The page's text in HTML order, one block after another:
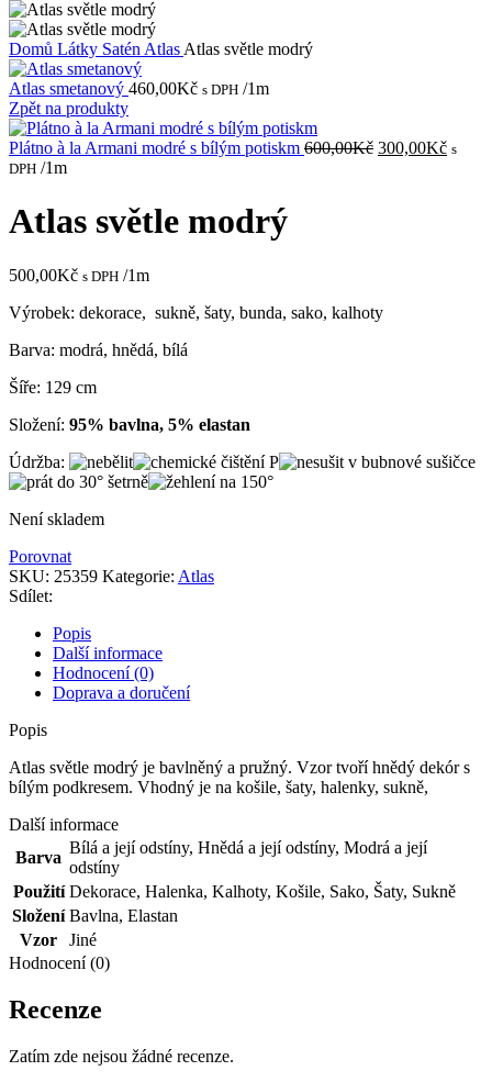
Domů Látky Satén Atlas Atlas světle modrý
Atlas smetanový 460,00Kč s DPH /1m
Zpět na produkty
Plátno à la Armani modré s bílým potiskm 600,00Kč Původní
300,00Kč s
DPH /1m
Atlas světle modrý
500,00Kč s DPH /1m
Výrobek: dekorace, sukně, šaty, bunda, sako, kalhoty
Barva: modrá, hnědá, bílá
Šíře: 129 cm
Složení: 95% bavlna, 5% elastan
Údržba:
Není skladem
Porovnat
SKU: 25359 Kategorie: Atlas
Sdílet:
Popis
Další informace
Hodnocení (0)
Doprava a doručení
Popis
Atlas světle modrý je bavlněný a pružný. Vzor tvoří hnědý dekór s
bílým podkresem. Vhodný je na košile, šaty, halenky, sukně,
Další informace
Barva
Bílá a její odstíny, Hnědá a její odstíny, Modrá a její
odstíny
Použití Dekorace, Halenka, Kalhoty, Košile, Sako, Šaty, Sukně
Složení Bavlna, Elastan
Vzor
Jiné
Hodnocení (0)
Recenze
Zatím zde nejsou žádné recenze.